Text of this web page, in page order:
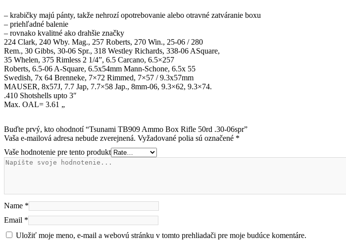
– krabičky majú pánty, takže nehrozí opotrebovanie alebo otravné zatváranie boxu
– priehľadné balenie
– rovnako kvalitné ako drahšie značky
224 Clark, 240 Wby. Mag., 257 Roberts, 270 Win., 25-06 / 280
Rem., 30 Gibbs, 30-06 Spr., 318 Westley Richards, 338-06 ASquare,
35 Whelen, 375 Rimless 2 1/4”, 6.5 Carcano, 6.5×257
Roberts, 6.5-06 A-Square, 6.5x54mm Mann-Schone, 6.5x 55
Swedish, 7x 64 Brenneke, 7×72 Rimmed, 7×57 / 9.3x57mm
MAUSER, 8x57J, 7.7 Jap, 7.7×58 Jap., 8mm-06, 9.3×62, 9.3×74.
.410 Shotshells upto 3″
Max. OAL= 3.61 „
Buďte prvý, kto ohodnotí “Tsunami TB909 Ammo Box Rifle 50rd .30-06spr”
Vaša e-mailová adresa nebude zverejnená. Vyžadované polia sú označené *
Vaše hodnotenie pre tento produkt
Name *
Email *
Uložiť moje meno, e-mail a webovú stránku v tomto prehliadači pre moje budúce komentáre.